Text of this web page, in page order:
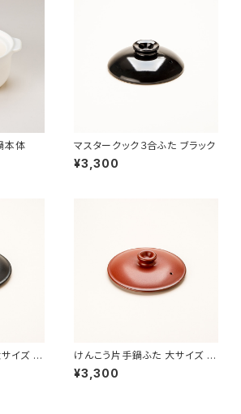
本体 マスタークック３合ふた ブラック
¥3,300
イズ 黒
けんこう片手鍋ふた 大サイズ 朱
色
¥3,300